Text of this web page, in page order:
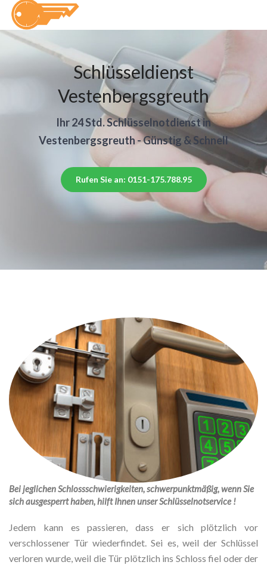
Schlüsseldienst
Vestenbergsgreuth
Ihr 24 Std. Schlüsselnotdienst in
Vestenbergsgreuth - Günstig & Schnell
Rufen Sie an: 0151-175.788.95
Bei jeglichen Schlossschwierigkeiten, schwerpunktmäßig, wenn Sie
sich ausgesperrt haben, hilft Ihnen unser Schlüsselnotservice !
Jedem kann es passieren, dass er sich plötzlich vor
verschlossener Tür wiederfindet. Sei es, weil der Schlüssel
verloren wurde, weil die Tür plötzlich ins Schloss fiel oder der